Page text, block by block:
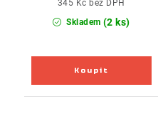
Skladem (2 ks)
345 Kč bez DPH